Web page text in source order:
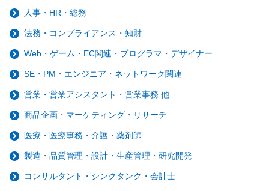
人事・HR・総務
法務・コンプライアンス・知財
Web・ゲーム・EC関連・プログラマ・デザイナー
SE・PM・エンジニア・ネットワーク関連
営業・営業アシスタント・営業事務 他
商品企画・マーケティング・リサーチ
医療・医療事務・介護・薬剤師
製造・品質管理・設計・生産管理・研究開発
コンサルタント・シンクタンク・会計士